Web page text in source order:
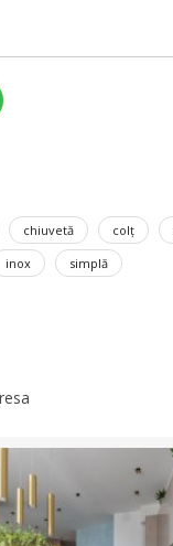
chiuvetă colț
inox simplă